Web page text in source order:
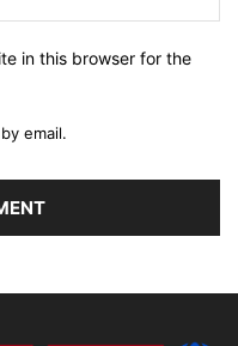
in this browser for the
email.